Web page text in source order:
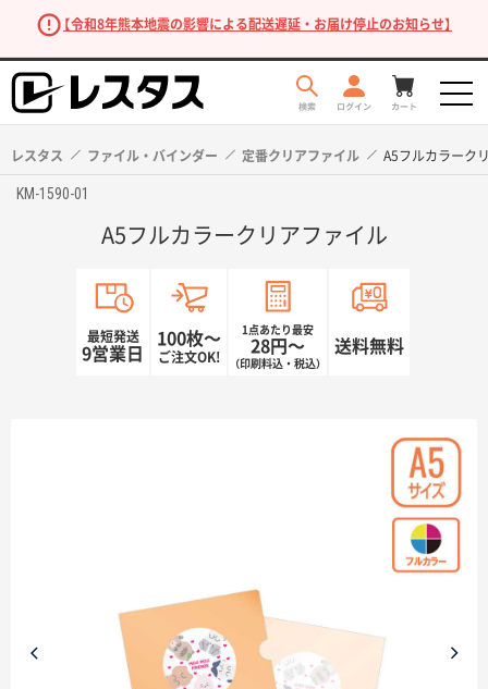
【令和8年熊本地震の影響による配送遅延・お届け停止のお知らせ】
商品カテゴリーから探す
レスタス ファイル・バインダー 定番クリアファイル A5フルカラーク
KM-1590-01
A5フルカラークリアファイル
最短発送
9営業日
100枚〜
ご注文OK!
1点あたり最安
28円〜
（印刷料込・税込）
送料無料